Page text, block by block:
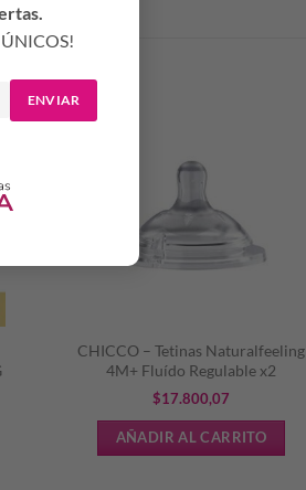
ENVIAR
CHICCO – Tetinas Naturalfeeling
4M+ Fluído Regulable x2
$17.800,07
AÑADIR AL CARRITO